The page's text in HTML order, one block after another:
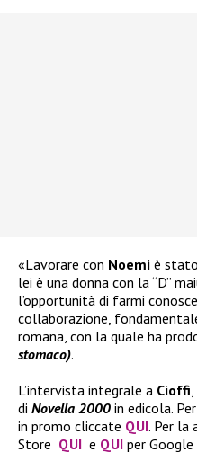
«Lavorare con Noemi è
lei è una donna con la “D”
l’opportunità di farmi
collaborazione,
romana, con la quale ha
stomaco).
L’intervista integrale a Cioffi,
di Novella 2000 in edicola.
in promo cliccate QUI. Per la
Store QUI e QUI per Google